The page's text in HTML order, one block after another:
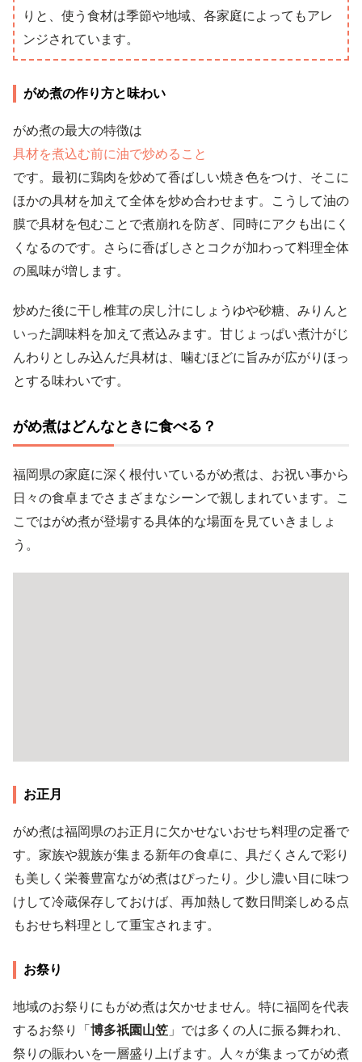
りと、使う食材は季節や地域、各家庭によってもアレ
ンジされています。
がめ煮の作り方と味わい
がめ煮の最大の特徴は
具材を煮込む前に油で炒めること
です。最初に鶏肉を炒めて香ばしい焼き色をつけ、そこに
ほかの具材を加えて全体を炒め合わせます。こうして油の
膜で具材を包むことで煮崩れを防ぎ、同時にアクも出にく
くなるのです。さらに香ばしさとコクが加わって料理全体
の風味が増します。
炒めた後に干し椎茸の戻し汁にしょうゆや砂糖、みりんと
いった調味料を加えて煮込みます。甘じょっぱい煮汁がじ
んわりとしみ込んだ具材は、噛むほどに旨みが広がりほっ
とする味わいです。
がめ煮はどんなときに食べる？
福岡県の家庭に深く根付いているがめ煮は、お祝い事から
日々の食卓までさまざまなシーンで親しまれています。こ
こではがめ煮が登場する具体的な場面を見ていきましょ
う。
お正月
がめ煮は福岡県のお正月に欠かせないおせち料理の定番で
す。家族や親族が集まる新年の食卓に、具だくさんで彩り
も美しく栄養豊富ながめ煮はぴったり。少し濃い目に味つ
けして冷蔵保存しておけば、再加熱して数日間楽しめる点
もおせち料理として重宝されます。
お祭り
地域のお祭りにもがめ煮は欠かせません。特に福岡を代表
するお祭り「博多祇園山笠 」では多くの人に振る舞われ、
祭りの賑わいを一層盛り上げます。人々が集まってがめ煮